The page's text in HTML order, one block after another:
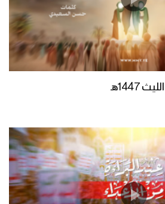
من وادي نحران الى السيد حسن
– عيسى الليث
| عيسى الليث – 1439هـ